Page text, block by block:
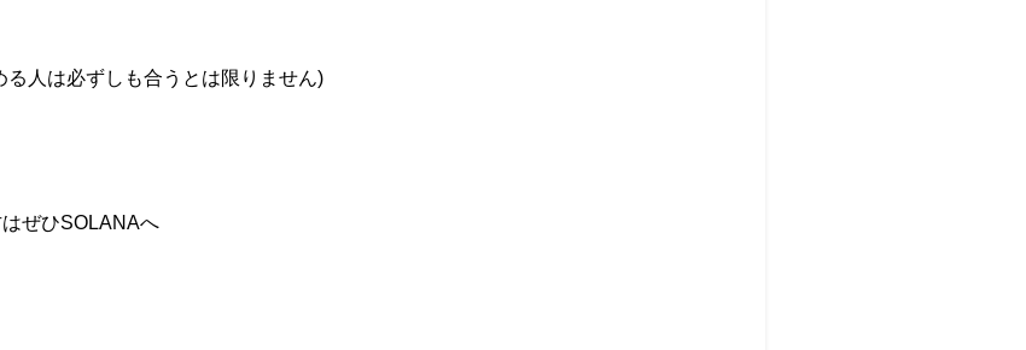
人は必ずしも合うとは限りません)
ぜひSOLANAへ